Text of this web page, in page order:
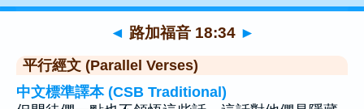
◄ 路加福音 18:34 ►
平行經文 (Parallel Verses)
中文標準譯本 (CSB Traditional)